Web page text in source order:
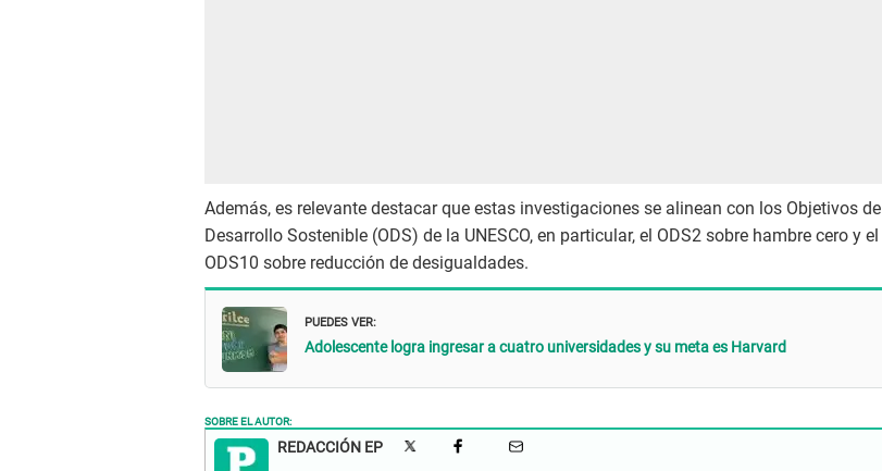
Además, es relevante destacar que estas investigaciones se alinean con los Objetivos de
Desarrollo Sostenible (ODS) de la UNESCO, en particular, el ODS2 sobre hambre cero y el
ODS10 sobre reducción de desigualdades.
PUEDES VER:
Adolescente logra ingresar a cuatro universidades y su meta es Harvard
SOBRE EL AUTOR:
REDACCIÓN EP